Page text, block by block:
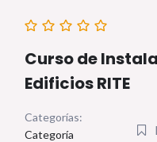
Curso de
Edificios RITE
Categorías:
Categoría